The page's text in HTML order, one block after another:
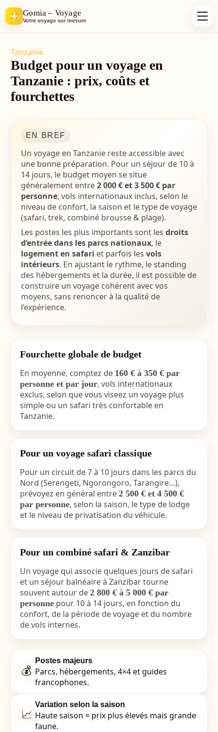
Gomia – Voyage
Votre voyage sur mesure
Tanzanie
Budget pour un voyage en
Tanzanie : prix, coûts et
fourchettes
EN BREF
Un voyage en Tanzanie reste accessible avec
une bonne préparation. Pour un séjour de 10 à
14 jours, le budget moyen se situe
généralement entre2 000 € et 3 500 € par
personne, vols internationaux inclus, selon le
niveau de confort, la saison et le type de voyage
(safari, trek, combiné brousse & plage).
Les postes les plus importants sont les droits
d’entrée dans les parcs nationaux, le
logement en safari et parfois les vols
intérieurs. En ajustant le rythme, le standing
des hébergements et la durée, il est possible de
construire un voyage cohérent avec vos
moyens, sans renoncer à la qualité de
l’expérience.
Fourchette globale de budget
En moyenne, comptez de 160 € à 350 € par
personne et par jour, vols internationaux
exclus, selon que vous viseez un voyage plus
simple ou un safari très confortable en
Tanzanie.
Pour un voyage safari classique
Pour un circuit de 7 à 10 jours dans les parcs du
Nord (Serengeti, Ngorongoro, Tarangire…),
prévoyez en général entre 2 500 € et 4 500 €
par personne, selon la saison, le type de lodge
et le niveau de privatisation du véhicule.
Pour un combiné safari & Zanzibar
Un voyage qui associe quelques jours de safari
et un séjour balnéaire à Zanzibar tourne
souvent autour de 2 800 € à 5 000 € par
personnepour 10 à 14 jours, en fonction du
confort, de la période de voyage et du nombre
de vols internes.
💰
Postes majeurs
Parcs, hébergements, 4×4 et guides
francophones.
📈
Variation selon la saison
Haute saison = prix plus élevés mais grande
faune.